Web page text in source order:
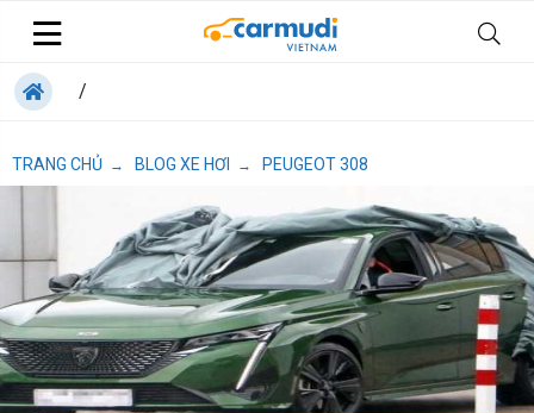
/
TRANG CHỦ → BLOG XE HƠI → PEUGEOT 308